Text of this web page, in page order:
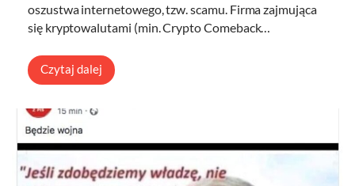
oszustwa internetowego, tzw. scamu. Firma zajmująca
się kryptowalutami (min. Crypto Comeback…
Czytaj dalej